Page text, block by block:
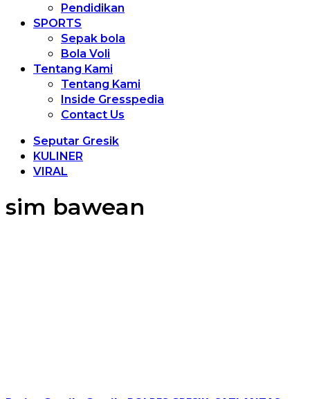
Pendidikan
SPORTS
Sepak bola
Bola Voli
Tentang Kami
Tentang Kami
Inside Gresspedia
Contact Us
Seputar Gresik
KULINER
VIRAL
sim bawean